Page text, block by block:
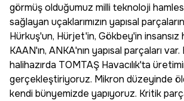
görmüş olduğumuz milli teknoloji
sağlayan uçaklarımızın yapısal
Hürkuş'un, Hürjet'in, Gökbey'in insansız
KAAN'ın, ANKA'nın yapısal parçaları
halihazırda TOMTAŞ Havacılık'ta
gerçekleştiriyoruz. Mikron düzeyinde
kendi bünyemizde yapıyoruz. Kritik